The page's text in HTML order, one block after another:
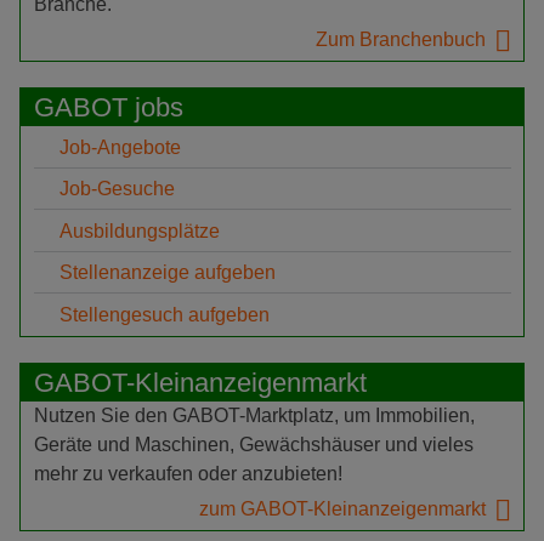
Branche.
Zum Branchenbuch
GABOT jobs
Job-Angebote
Job-Gesuche
Ausbildungsplätze
Stellenanzeige aufgeben
Stellengesuch aufgeben
GABOT-Kleinanzeigenmarkt
Nutzen Sie den GABOT-Marktplatz, um Immobilien,
Geräte und Maschinen, Gewächshäuser und vieles
mehr zu verkaufen oder anzubieten!
zum GABOT-Kleinanzeigenmarkt